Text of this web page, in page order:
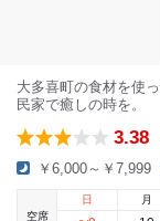
大多喜町の食材を使
民家で癒しの時を。
3.38
￥6,000～￥7,999
空席
日
月